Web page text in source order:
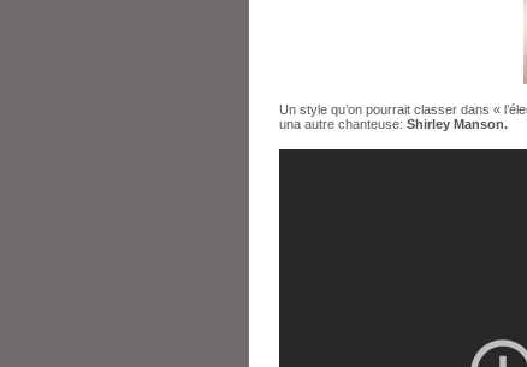
Un style qu’on pourrait classer dans «
una autre chanteuse: Shirley Manson.